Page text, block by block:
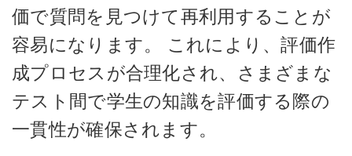
価で質問を見つけて再利用することが
容易になります。 これにより、評価作
成プロセスが合理化され、さまざまな
テスト間で学生の知識を評価する際の
一貫性が確保されます。